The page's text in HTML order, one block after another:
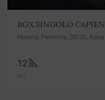
BOX SINGOLO
Novara, Piemonte, 28100, Italia
12
m²